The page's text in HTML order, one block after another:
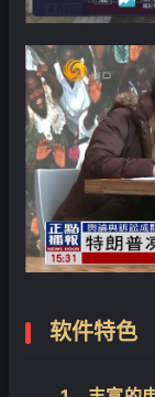
软件特色